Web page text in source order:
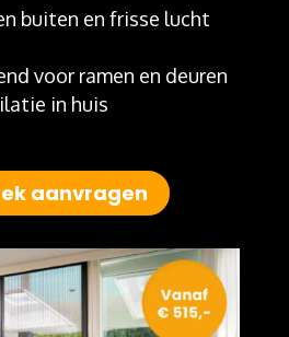
buiten en frisse lucht
voor ramen en deuren
in huis
aanvragen